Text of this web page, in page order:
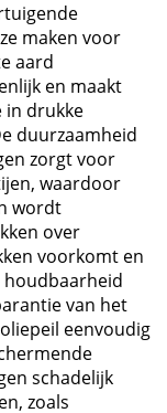
maken voor
aard
en maakt
in drukke
duurzaamheid
zorgt voor
waardoor
wordt
over
voorkomt en
van het
eenvoudig
schadelijk
zoals